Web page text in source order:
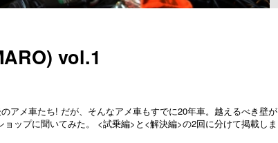
vol.1
アメ車たち! だが、そんなアメ車もすでに20年車。越えるべき壁が
ップに聞いてみた。 <試乗編>と<解決編>の2回に分けて掲載しま